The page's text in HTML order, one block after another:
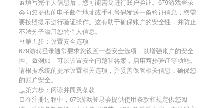
🍌填写完个人信息后，您可能需要进行账户验证。 679游戏登录
会向您提供的电子邮件地址或手机号码发送一条验证信息，您需
要按照提示进行验证操作。这有助于确保账户的安全性，并防止
不法分子滥用您的个人信息。
🍴第五步：设置安全选项
679游戏登录通常要求您设置一些安全选项，以增强账户的安全
性。🎡例如，可以设置安全问题和答案，启用两步验证等功能。
请根据系统的提示设置相关选项，并妥善保管相关信息，确保您
的账户安全。
🛷第六步：阅读并同意条款
🍞在注册过程中， 679游戏登录会提供使用条款和规定供您阅